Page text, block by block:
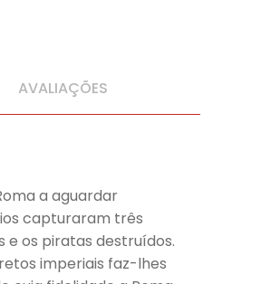
AVALIAÇÕES
a aguardar
capturaram três
e os piratas destruídos.
imperiais faz-lhes